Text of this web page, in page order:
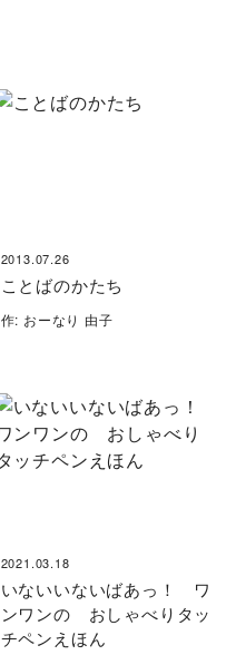
2013.07.26
ことばのかたち
作: おーなり 由子
2021.03.18
いないいないばあっ！ ワ
ンワンの おしゃべりタッ
チペンえほん